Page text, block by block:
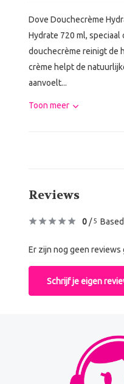
Dove Douchecrème
Hydrate 720 ml,
douchecrème reinigt de
crème helpt de
aanvoelt...
Toon meer
Reviews
0 /5
Er zijn nog geen
Schrijf je eigen